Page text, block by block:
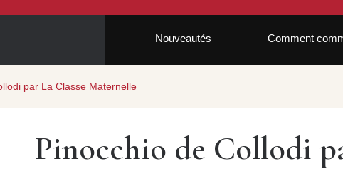
Nouveautés Comment
par La Classe Maternelle
Pinocchio de Collodi